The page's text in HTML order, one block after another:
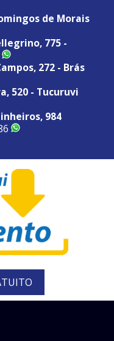
de Morais
775 -
272 - Brás
520 - Tucuruvi
984